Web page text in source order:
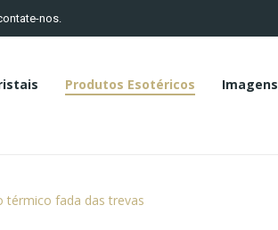
nos.
Produtos Esotéricos Imagens
térmico fada das trevas